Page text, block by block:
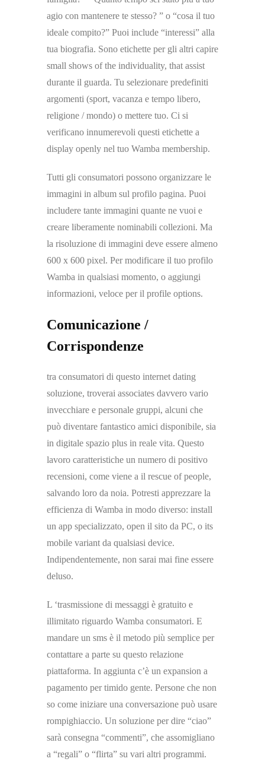
agio con mantenere te stesso? ” o “cosa il tuo
ideale compito?” Puoi include “interessi” alla
tua biografia. Sono etichette per gli altri capire
small shows of the individuality, that assist
durante il guarda. Tu selezionare predefiniti
argomenti (sport, vacanza e tempo libero,
religione / mondo) o mettere tuo. Ci si
verificano innumerevoli questi etichette a
display openly nel tuo Wamba membership.
Tutti gli consumatori possono organizzare le
immagini in album sul profilo pagina. Puoi
includere tante immagini quante ne vuoi e
creare liberamente nominabili collezioni. Ma
la risoluzione di immagini deve essere almeno
600 x 600 pixel. Per modificare il tuo profilo
Wamba in qualsiasi momento, o aggiungi
informazioni, veloce per il profile options.
Comunicazione /
Corrispondenze
tra consumatori di questo internet dating
soluzione, troverai associates davvero vario
invecchiare e personale gruppi, alcuni che
può diventare fantastico amici disponibile, sia
in digitale spazio plus in reale vita. Questo
lavoro caratteristiche un numero di positivo
recensioni, come viene a il rescue of people,
salvando loro da noia. Potresti apprezzare la
efficienza di Wamba in modo diverso: install
un app specializzato, open il sito da PC, o its
mobile variant da qualsiasi device.
Indipendentemente, non sarai mai fine essere
deluso.
L ‘trasmissione di messaggi è gratuito e
illimitato riguardo Wamba consumatori. E
mandare un sms è il metodo più semplice per
contattare a parte su questo relazione
piattaforma. In aggiunta c’è un expansion a
pagamento per timido gente. Persone che non
so come iniziare una conversazione può usare
rompighiaccio. Un soluzione per dire “ciao”
sarà consegna “commenti”, che assomigliano
a “regali” o “flirta” su vari altri programmi.